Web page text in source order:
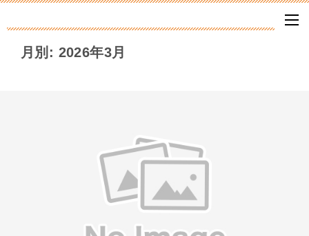
月別: 2026年3月